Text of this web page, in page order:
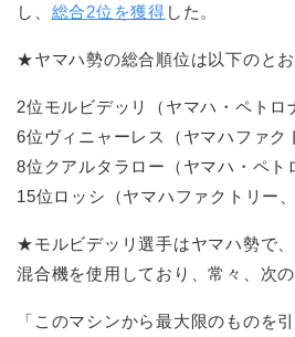
し、 総合2位を獲得 した。
★ヤマハ勢の総合順位は以下のとお
2位モルビデッリ（ヤマハ・ペトロ
6位ヴィニャーレス（ヤマハファク
8位クアルタラロー（ヤマハ・ペト
15位ロッシ（ヤマハファクトリー
★モルビデッリ選手はヤマハ勢で
混合機を使用しており、常々、次
「このマシンから最大限のものを